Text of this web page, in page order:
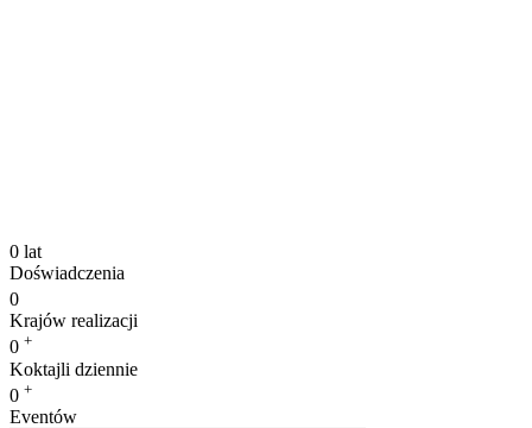
0 lat
Doświadczenia
0
Krajów realizacji
0 +
Koktajli dziennie
0 +
Eventów